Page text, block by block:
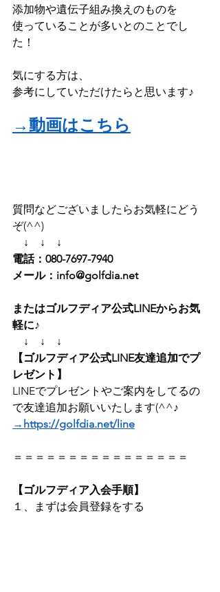
添加物や遺伝子組み換えのものを
使っていることが多いとのことでし
た！
気にする方は、
参考にしていただけたらと思います♪
→動画はこちら
質問などございましたらお気軽にどう
ぞ(^^)
↓　↓　↓
電話：080-7697-7940
メール：info@golfdia.net
またはゴルフディア公式LINEからお気
軽に♪
↓　↓　↓
【ゴルフディア公式LINE友達追加でプ
レゼント】
LINEでプレゼントやご案内をしてるの
で友達追加お願いいたします(^^♪
→https://golfdia.net/line
＝＝＝＝＝＝＝＝＝＝＝＝＝＝＝＝
【ゴルフディア入会手順】
１、まずは会員登録をする